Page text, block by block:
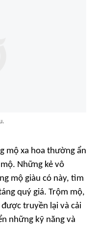
mộ xa hoa thường ẩn
Những kẻ vô
mộ giàu có này, tìm
quý giá. Trộm mộ,
truyền lại và cải
những kỹ năng và